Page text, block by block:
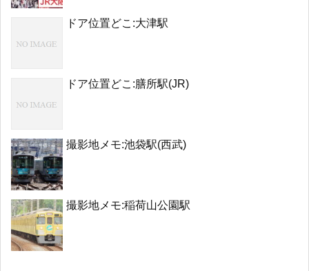
ドア位置どこ:大津駅
ドア位置どこ:膳所駅(JR)
撮影地メモ:池袋駅(西武)
撮影地メモ:稲荷山公園駅